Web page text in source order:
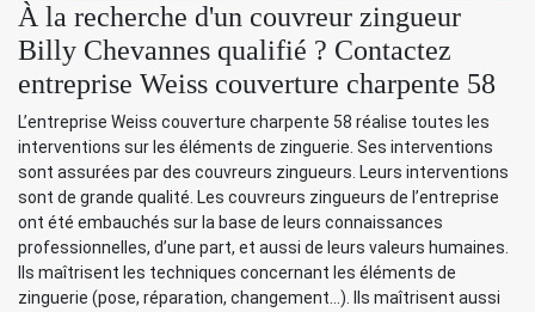
À la recherche d'un couvreur zingueur
Billy Chevannes qualifié ? Contactez
entreprise Weiss couverture charpente 58
L’entreprise Weiss couverture charpente 58 réalise toutes les
interventions sur les éléments de zinguerie. Ses interventions
sont assurées par des couvreurs zingueurs. Leurs interventions
sont de grande qualité. Les couvreurs zingueurs de l’entreprise
ont été embauchés sur la base de leurs connaissances
professionnelles, d’une part, et aussi de leurs valeurs humaines.
Ils maîtrisent les techniques concernant les éléments de
zinguerie (pose, réparation, changement…). Ils maîtrisent aussi